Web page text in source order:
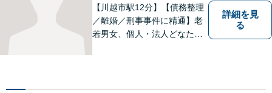
【川越市駅12分】【債務整理
／離婚／刑事事件に精通】老
若男女、個人・法人どなたか
の喜びです。お困りの際はお
詳細を見
る